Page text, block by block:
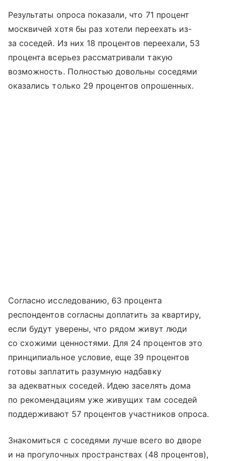
Результаты опроса показали, что 71 процент
москвичей хотя бы раз хотели переехать из-
за соседей. Из них 18 процентов переехали, 53
процента всерьез рассматривали такую
возможность. Полностью довольны соседями
оказались только 29 процентов опрошенных.
Согласно исследованию, 63 процента
респондентов согласны доплатить за квартиру,
если будут уверены, что рядом живут люди
со схожими ценностями. Для 24 процентов это
принципиальное условие, еще 39 процентов
готовы заплатить разумную надбавку
за адекватных соседей. Идею заселять дома
по рекомендациям уже живущих там соседей
поддерживают 57 процентов участников опроса.
Знакомиться с соседями лучше всего во дворе
и на прогулочных пространствах (48 процентов),